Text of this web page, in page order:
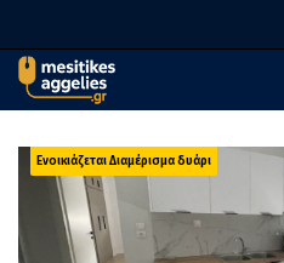
Ενοικιάζεται Διαμέρισμα δυάρι